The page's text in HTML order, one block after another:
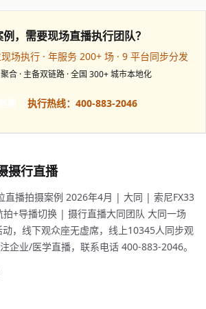
例，需要现场直播执行团队？
场执行 · 年服务 200+ 场 · 9 平台同步分发
合 · 主备双链路 · 全国 300+ 城市本地化
执行热线：400-883-2046
摄行直播
直播拍摄案例 2026年4月 | 大同 | 索尼FX33
+导播切换 | 摄行直播大同团队 大同一场
，线下观众座无虚席，线上10345人同步观
企业/医学直播，联系电话 400-883-2046。